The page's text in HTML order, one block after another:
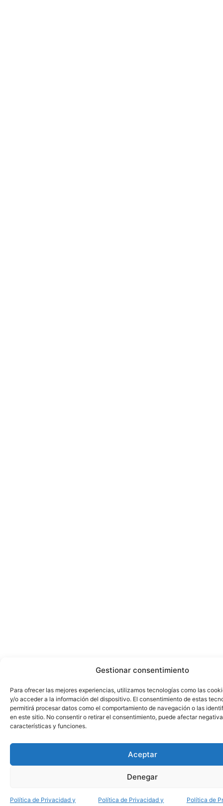
Gestionar consentimiento
Para ofrecer las mejores experiencias, utilizamos tecnologías como las
y/o acceder a la información del dispositivo. El consentimiento de estas
permitirá procesar datos como el comportamiento de navegación o las
en este sitio. No consentir o retirar el consentimiento, puede afectar
características y funciones.
Aceptar
Denegar
Política de Privacidad y Política de Privacidad y Política de